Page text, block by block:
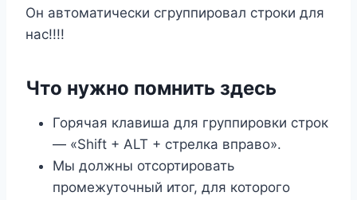
Он автоматически сгруппировал строки для
нас!!!!
Что нужно помнить здесь
Горячая клавиша для группировки строк
— «Shift + ALT + стрелка вправо».
Мы должны отсортировать
промежуточный итог, для которого